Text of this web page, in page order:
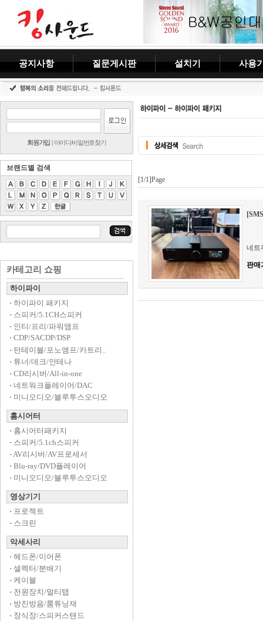
공지사항 질문게시판 설치기 사용
회원가입 | 아이디/비밀번호찾기
브랜드별 검색
카테고리 쇼핑
하이파이
· 하이파이 패키지
· 스피커/5.1CH스피커
· 인티/프리/파워앰프
· CDP/SACDP/DSP
· 턴테이블/포노앰프/카트리..
· 튜너/데크/안테나
· CD리시버/All-in-one
· 네트워크플레이어/DAC
· 미니오디오/블루투스오디오
홈시어터
· 홈시어터패키지
· 스피커/5.1ch스피커
· AV리시버/AV프로세서
· Blu-ray/DVD플레이어
· 미니오디오/블루투스오디오
영상기기
· 프로젝트
· 스크린
악세사리
· 헤드폰/이어폰
· 셀렉터/분배기
· 케이블
· 전원장치/멀티탭
· 방진방음/룸튜닝재
· 장식장/스피커스탠드
[1/1]Page
네트
판매